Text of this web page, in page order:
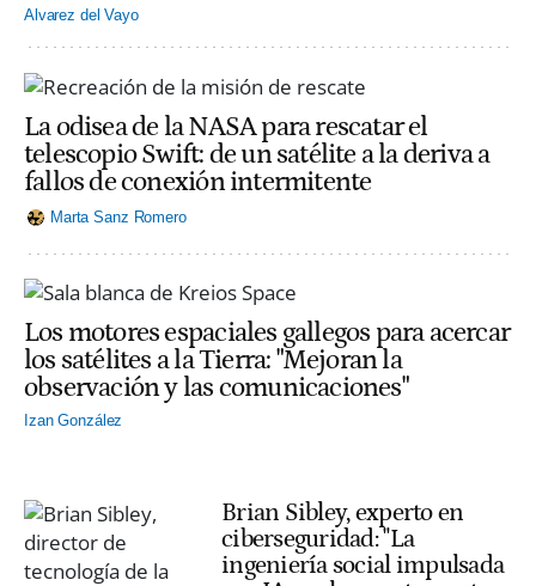
Alvarez del Vayo
La odisea de la NASA para rescatar el
telescopio Swift: de un satélite a la deriva a
fallos de conexión intermitente
Marta Sanz Romero
Los motores espaciales gallegos para acercar
los satélites a la Tierra: "Mejoran la
observación y las comunicaciones"
Izan González
Brian Sibley, experto en
ciberseguridad: "La
ingeniería social impulsada